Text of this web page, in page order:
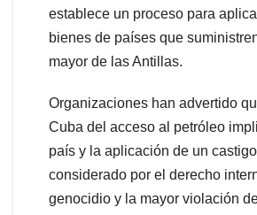
establece un proceso para
bienes de países que
mayor de las Antillas.
Organizaciones han advertido
Cuba del acceso al petróleo
país y la aplicación de un
considerado por el derecho
genocidio y la mayor violación